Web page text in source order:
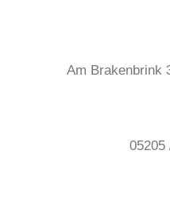
Am Brakenbrink
05205